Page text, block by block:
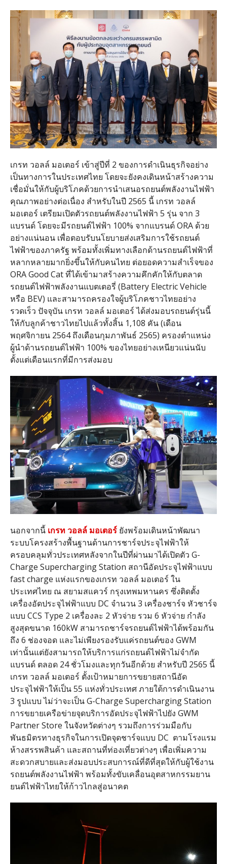
เกรท วอลล์ มอเตอร์ เข้าสู่ปีที่ 2 ของการดำเนินธุรกิจอย่าง
เป็นทางการในประเทศไทย โดยจะยังคงเดินหน้าสร้างความ
เชื่อมั่นให้กับผู้บริโภคด้วยการนำเสนอรถยนต์พลังงานไฟฟ้า
คุณภาพอย่างต่อเนื่อง สำหรับในปี 2565 นี้ เกรท วอลล์
มอเตอร์ เตรียมเปิดตัวรถยนต์พลังงานไฟฟ้า 5 รุ่น จาก 3
แบรนด์ โดยจะมีรถยนต์ไฟฟ้า 100% จากแบรนด์ ORA ด้วย
อย่างแน่นอน เพื่อตอบรับนโยบายส่งเสริมการใช้รถยนต์
ไฟฟ้าของภาครัฐ พร้อมทั้งเพิ่มทางเลือกด้านรถยนต์ไฟฟ้าที่
หลากหลายมากยิ่งขึ้นให้กับคนไทย ต่อยอดความสำเร็จของ
ORA Good Cat ที่ได้เข้ามาสร้างความคึกคักให้กับตลาด
รถยนต์ไฟฟ้าพลังงานแบตเตอรี่ (Battery Electric Vehicle
หรือ BEV) และสามารถครองใจผู้บริโภคชาวไทยอย่าง
รวดเร็ว ปัจจุบัน เกรท วอลล์ มอเตอร์ ได้ส่งมอบรถยนต์รุ่นนี้
ให้กับลูกค้าชาวไทยไปแล้วทั้งสิ้น 1,108 คัน (เดือน
พฤศจิกายน 2564 ถึงเดือนกุมภาพันธ์ 2565) ครองตำแหน่ง
ผู้นำด้านรถยนต์ไฟฟ้า 100% ของไทยอย่างเหนียวแน่นนับ
ตั้งแต่เดือนแรกที่มีการส่งมอบ
นอกจากนี้ เกรท วอลล์ มอเตอร์ยังพร้อมเดินหน้าพัฒนา
ระบบโครงสร้างพื้นฐานด้านการชาร์จประจุไฟฟ้าให้
ครอบคลุมทั่วประเทศหลังจากในปีที่ผ่านมาได้เปิดตัว G-
Charge Supercharging Station สถานีอัดประจุไฟฟ้าแบบ
fast charge แห่งแรกของเกรท วอลล์ มอเตอร์ ใน
ประเทศไทย ณ สยามสแควร์ กรุงเทพมหานคร ซึ่งติดตั้ง
เครื่องอัดประจุไฟฟ้าแบบ DC จำนวน 3 เครื่องชาร์จ หัวชาร์จ
แบบ CCS Type 2 เครื่องละ 2 หัวจ่าย รวม 6 หัวจ่าย กำลัง
สูงสุดขนาด 160kW สามารถชาร์จรถยนต์ไฟฟ้าได้พร้อมกัน
ถึง 6 ช่องจอด และไม่เพียงรองรับแค่รถยนต์ของ GWM
เท่านั้นแต่ยังสามารถให้บริการแก่รถยนต์ไฟฟ้าไม่จำกัด
แบรนด์ ตลอด 24 ชั่วโมงและทุกวันอีกด้วย สำหรับปี 2565 นี้
เกรท วอลล์ มอเตอร์ ตั้งเป้าหมายการขยายสถานีอัด
ประจุไฟฟ้าให้เป็น 55 แห่งทั่วประเทศ ภายใต้การดำเนินงาน
3 รูปแบบ ไม่ว่าจะเป็น G-Charge Supercharging Station
การขยายเครือข่ายจุดบริการอัดประจุไฟฟ้าไปยัง GWM
Partner Store ในจังหวัดต่างๆ รวมถึงการร่วมมือกับ
พันธมิตรทางธุรกิจในการเปิดจุดชาร์จแบบ DC ตามโรงแรม
ห้างสรรพสินค้า และสถานที่ท่องเที่ยวต่างๆ เพื่อเพิ่มความ
สะดวกสบายและส่งมอบประสบการณ์ที่ดีที่สุดให้กับผู้ใช้งาน
รถยนต์พลังงานไฟฟ้า พร้อมทั้งขับเคลื่อนอุตสาหกรรมยาน
ยนต์ไฟฟ้าไทยให้ก้าวไกลสู่อนาคต